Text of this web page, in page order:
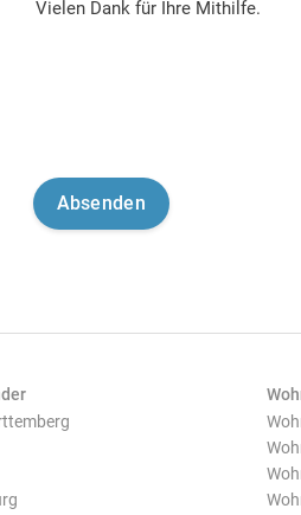
Vielen Dank für Ihre Mithilfe.